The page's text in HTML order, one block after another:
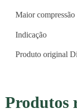
Maior compressão
Indicação
Produto original
Produtos